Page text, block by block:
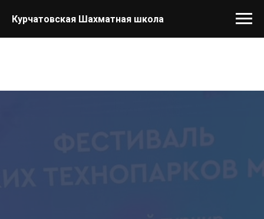
Курчатовская Шахматная школа